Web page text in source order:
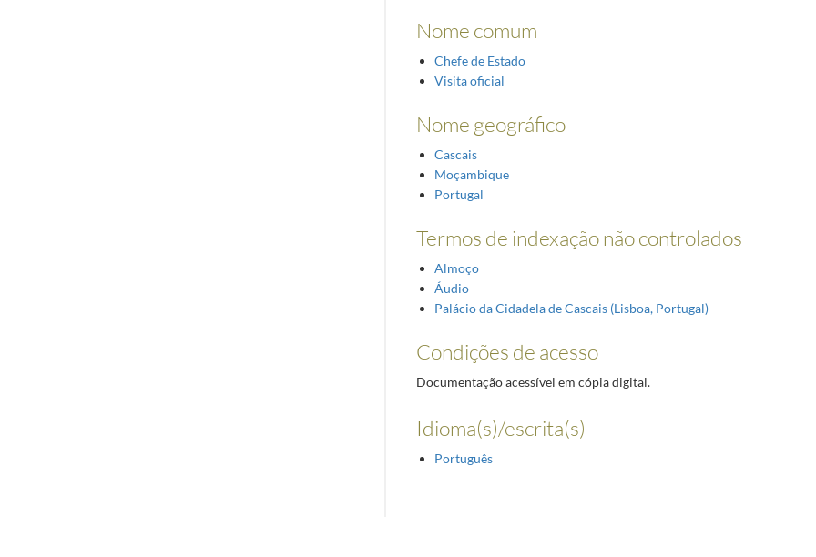
Nome comum
Chefe de Estado
Visita oficial
Nome geográfico
Cascais
Moçambique
Portugal
Termos de indexação não controlados
Almoço
Áudio
Palácio da Cidadela de Cascais (Lisboa, Portugal)
Condições de acesso
Documentação acessível em cópia digital.
Idioma(s)/escrita(s)
Português